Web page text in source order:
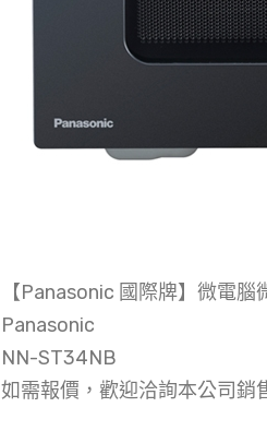
【Panasonic 國際牌】微電
Panasonic
NN-ST34NB
如需報價，歡迎洽詢本公司銷